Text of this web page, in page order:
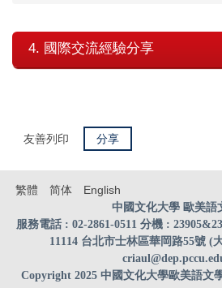
4. 國際交流經驗分享
友善列印 分享
繁體 简体 English
中國文化大學 歐美語
服務電話 : 02-2861-0511 分機 :
11114 台北市士林區華岡路55號 (
Copyright 2025 中國文化大學歐美語文